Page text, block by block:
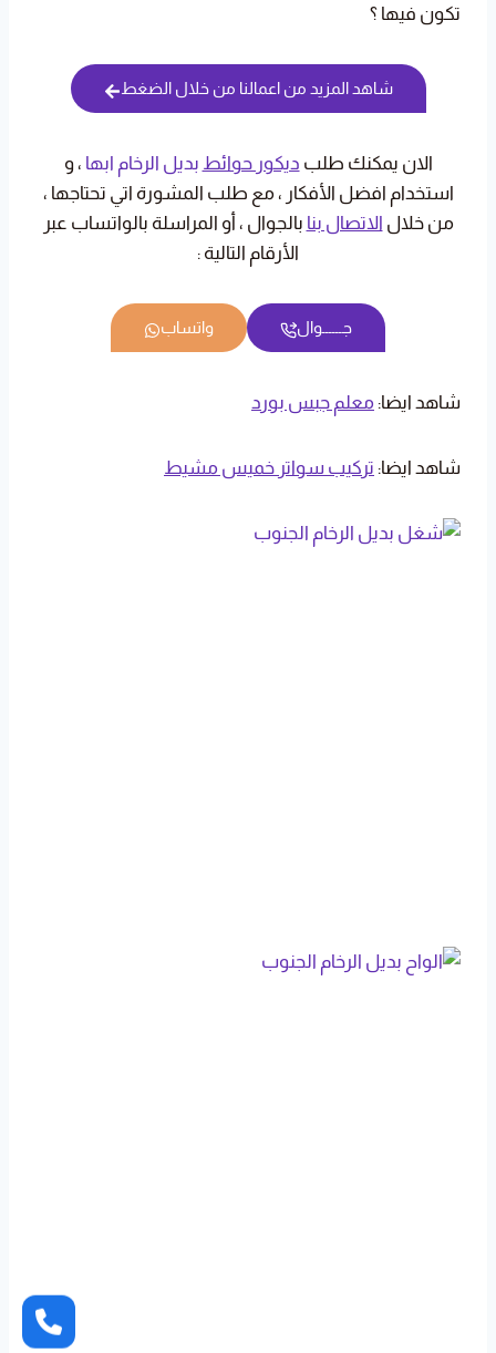
تكون فيها ؟
شاهد المزيد من اعمالنا من خلال الضغط
الان يمكنك طلب ديكور حوائط بديل الرخام ابها ، و
استخدام افضل الأفكار ، مع طلب المشورة اتي تحتاجها ،
من خلال الاتصال بنا بالجوال ، أو المراسلة بالواتساب عبر
الأرقام التالية :
جــــــوال واتساب
شاهد ايضا: معلم جبس بورد
شاهد ايضا: تركيب سواتر خميس مشيط